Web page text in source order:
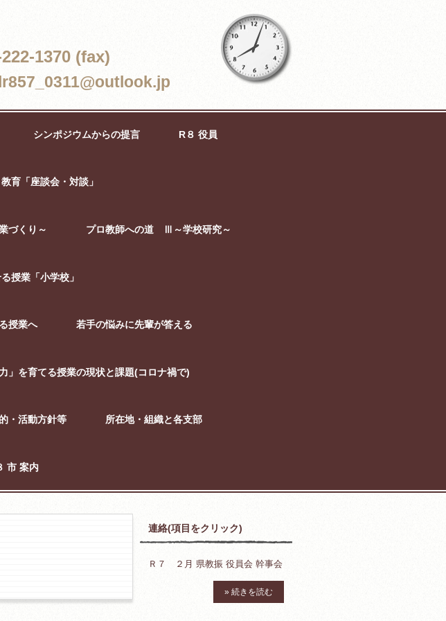
1370 (fax)
シンポジウムからの提言 R８ 役員
教育「座談会・対談」
づくり～ プロ教師への道 Ⅲ～学校研究～
授業「小学校」
授業へ 若手の悩みに先輩が答える
」を育てる授業の現状と課題(コロナ禍で)
・活動方針等 所在地・組織と各支部
市 案内
連絡(項目をクリック)
Ｒ７ ２月 県教振 役員会 幹事会
» 続きを読む